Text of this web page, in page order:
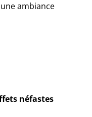
ambiance
néfastes